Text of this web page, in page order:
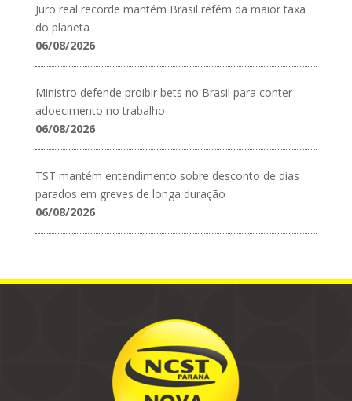
Juro real recorde mantém Brasil refém da maior taxa
do planeta
06/08/2026
Ministro defende proibir bets no Brasil para conter
adoecimento no trabalho
06/08/2026
TST mantém entendimento sobre desconto de dias
parados em greves de longa duração
06/08/2026